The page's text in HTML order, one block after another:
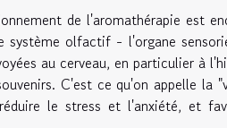
de l'aromathérapie est
olfactif - l'organe
au cerveau, en particulier à
C'est ce qu'on appelle la
le stress et l'anxiété, et